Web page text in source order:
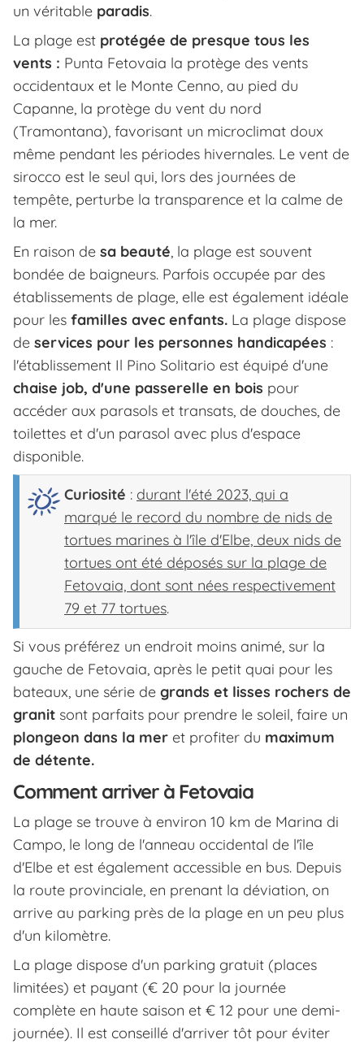
un véritable paradis.
La plage est protégée de presque tous les
vents : Punta Fetovaia la protège des vents
occidentaux et le Monte Cenno, au pied du
Capanne, la protège du vent du nord
(Tramontana), favorisant un microclimat doux
même pendant les périodes hivernales. Le vent de
sirocco est le seul qui, lors des journées de
tempête, perturbe la transparence et la calme de
la mer.
En raison de sa beauté, la plage est souvent
bondée de baigneurs. Parfois occupée par des
établissements de plage, elle est également idéale
pour les familles avec enfants. La plage dispose
de services pour les personnes handicapées :
l'établissement Il Pino Solitario est équipé d'une
chaise job, d'une passerelle en bois pour
accéder aux parasols et transats, de douches, de
toilettes et d'un parasol avec plus d'espace
disponible.
Curiosité : durant l'été 2023, qui a
marqué le record du nombre de nids de
tortues marines à l'île d'Elbe, deux nids de
tortues ont été déposés sur la plage de
Fetovaia, dont sont nées respectivement
79 et 77 tortues.
Si vous préférez un endroit moins animé, sur la
gauche de Fetovaia, après le petit quai pour les
bateaux, une série de grands et lisses rochers de
granit sont parfaits pour prendre le soleil, faire un
plongeon dans la mer et profiter du maximum
de détente.
Comment arriver à Fetovaia
La plage se trouve à environ 10 km de Marina di
Campo, le long de l'anneau occidental de l'île
d'Elbe et est également accessible en bus. Depuis
la route provinciale, en prenant la déviation, on
arrive au parking près de la plage en un peu plus
d'un kilomètre.
La plage dispose d'un parking gratuit (places
limitées) et payant (€ 20 pour la journée
complète en haute saison et € 12 pour une demi-
journée). Il est conseillé d'arriver tôt pour éviter